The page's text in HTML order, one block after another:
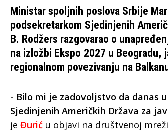
Ministar spoljnih poslova Srbije
podsekretarkom Sjedinjenih
B. Rodžers razgovarao o
na izložbi Ekspo 2027 u Beogradu,
regionalnom povezivanju na
- Bilo mi je zadovoljstvo da danas
Sjedinjenih Američkih Država za
je Đurić u objavi na društvenoj mreži